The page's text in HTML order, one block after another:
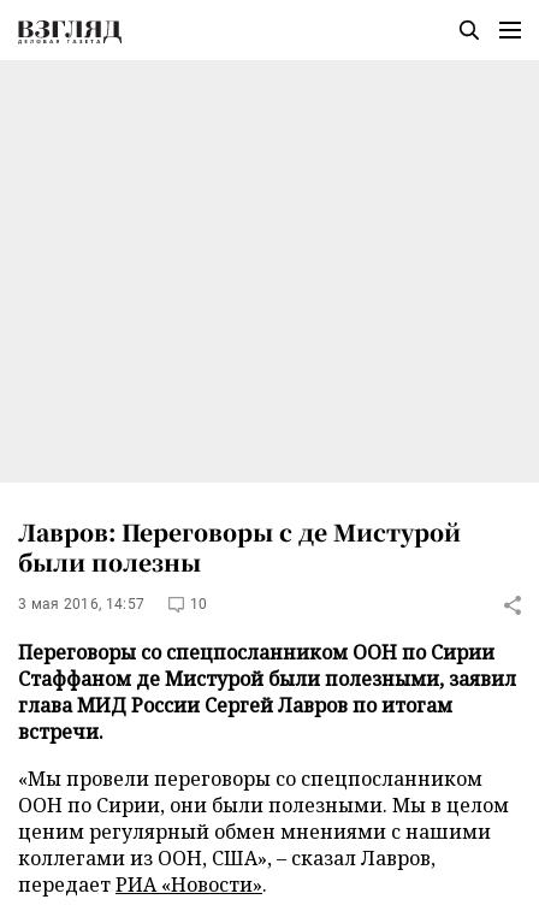
Лавров: Переговоры с де Мистурой
были полезны
3 мая 2016, 14:57 10
Переговоры со спецпосланником ООН по Сирии
Стаффаном де Мистурой были полезными, заявил
глава МИД России Сергей Лавров по итогам
встречи.
«Мы провели переговоры со спецпосланником
ООН по Сирии, они были полезными. Мы в целом
ценим регулярный обмен мнениями с нашими
коллегами из ООН, США», – сказал Лавров,
передаетРИА «Новости».